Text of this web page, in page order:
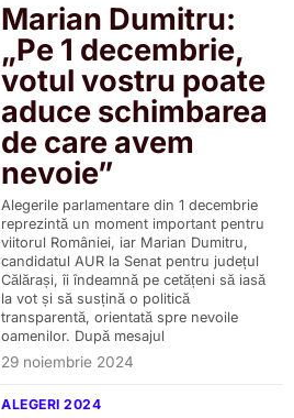
Marian Dumitru:
„Pe 1 decembrie,
votul vostru poate
aduce schimbarea
de care avem
nevoie”
Alegerile parlamentare din 1 decembrie
reprezintă un moment important pentru
viitorul României, iar Marian Dumitru,
candidatul AUR la Senat pentru județul
Călărași, îi îndeamnă pe cetățeni să iasă
la vot și să susțină o politică
transparentă, orientată spre nevoile
oamenilor. După mesajul
29 noiembrie 2024
ALEGERI 2024